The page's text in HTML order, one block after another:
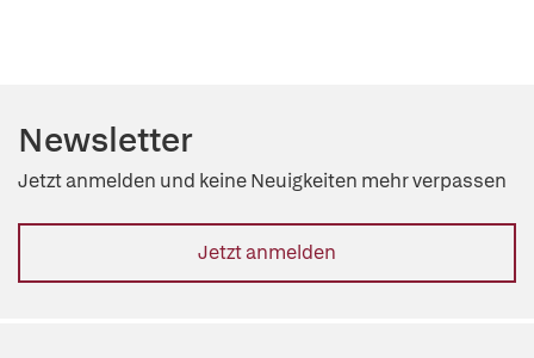
Newsletter
Jetzt anmelden und keine Neuigkeiten mehr verpassen
Jetzt anmelden